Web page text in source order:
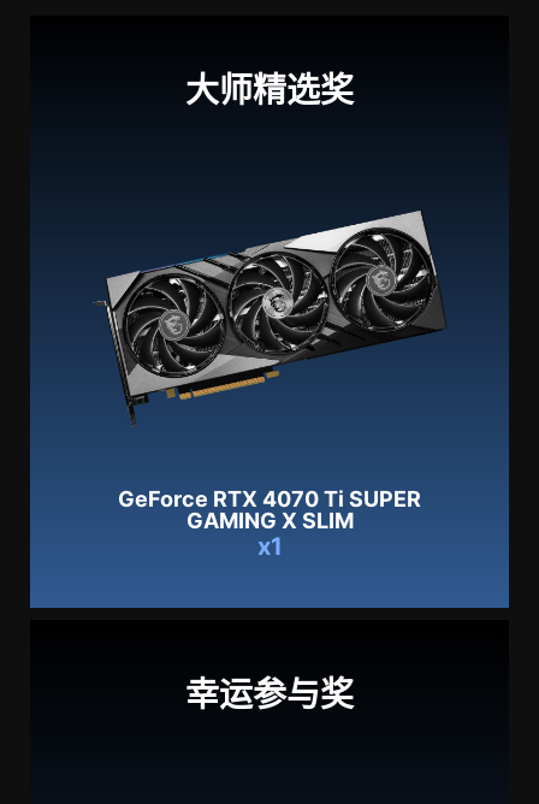
大师精选奖
GeForce RTX 4070 Ti SUPER
GAMING X SLIM
x1
幸运参与奖